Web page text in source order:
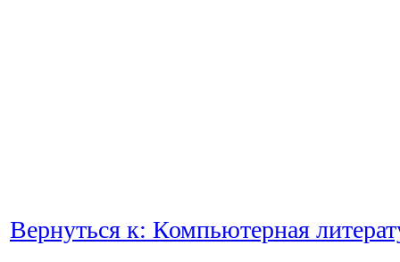
Вернуться к: Компьютерная